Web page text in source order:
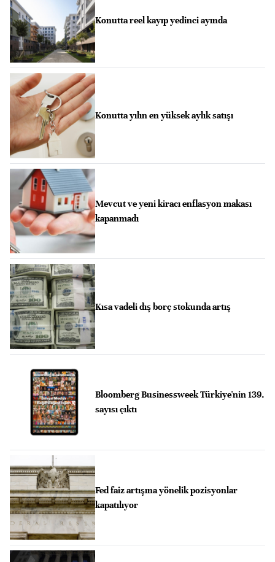
Konutta reel kayıp yedinci ayında
Konutta yılın en yüksek aylık satışı
Mevcut ve yeni kiracı enflasyon makası
kapanmadı
Kısa vadeli dış borç stokunda artış
Bloomberg Businessweek Türkiye'nin 139.
sayısı çıktı
Fed faiz artışına yönelik pozisyonlar
kapatılıyor